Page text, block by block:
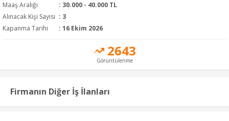
Maaş Aralığı
: 30.000 - 40.000 TL
Alınacak Kişi Sayısı : 3
Kapanma Tarihi
: 16 Ekim 2026
2643
Görüntülenme
Firmanın Diğer İş İlanları